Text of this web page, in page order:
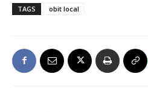
TAGS obit local